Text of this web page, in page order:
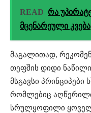
READ რა
მცენარეული კვება
მაგალითად,
თეფშის დიდი
მსგავსი პრინციპები
რომლებიც
სრულყოფილი